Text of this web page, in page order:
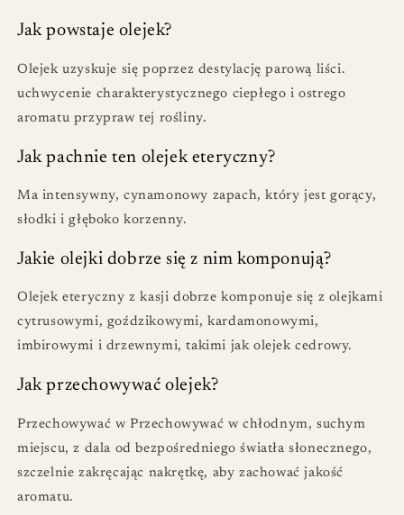
Jak powstaje olejek?
Olejek uzyskuje się poprzez destylację parową liści.
uchwycenie charakterystycznego ciepłego i ostrego
aromatu przypraw tej rośliny.
Jak pachnie ten olejek eteryczny?
Ma intensywny, cynamonowy zapach, który jest gorący,
słodki i głęboko korzenny.
Jakie olejki dobrze się z nim komponują?
Olejek eteryczny z kasji dobrze komponuje się z olejkami
cytrusowymi, goździkowymi, kardamonowymi,
imbirowymi i drzewnymi, takimi jak olejek cedrowy.
Jak przechowywać olejek?
Przechowywać w Przechowywać w chłodnym, suchym
miejscu, z dala od bezpośredniego światła słonecznego,
szczelnie zakręcając nakrętkę, aby zachować jakość
aromatu.